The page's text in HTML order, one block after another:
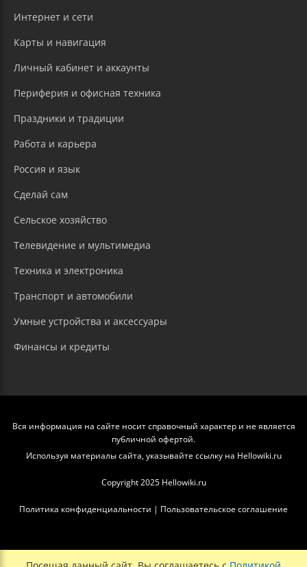
Интернет и сети
Карты и навигация
Личный кабинет и аккаунты
Периферия и офисная техника
Праздники и традиции
Работа и карьера
Россия и язык
Сделай сам
Сельское хозяйство
Телевидение и мультимедиа
Техника и электроника
Транспорт и автомобили
Умные устройства и аксессуары
Финансы и кредиты
Вся информация на сайте носит справочный характер и не является
публичной офертой.
Используя материалы сайта, указывайте ссылку на Hellowiki.ru
Copyright 2025 Hellowiki.ru
Политика конфиденциальности | Пользовательское соглашение